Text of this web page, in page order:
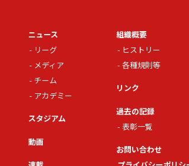
ニュース
リーグ
メディア
チーム
アカデミー
スタジアム
動画
組織概要
ヒストリー
各種規則等
リンク
過去の記録
表彰一覧
お問い合わせ